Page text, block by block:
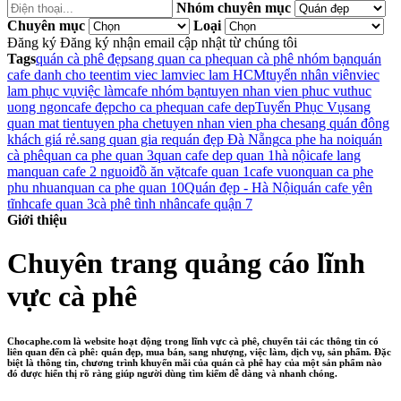
Nhóm chuyên mục
Chuyên mục
Loại
Đăng ký Đăng ký nhận email cập nhật từ chúng tôi
Tagsquán cà phê đẹpsang quan ca phequan cà phê nhóm bạnquán
cafe danh cho teentim viec lamviec lam HCMtuyển nhân viênviec
lam phục vụviệc làmcafe nhóm bạntuyen nhan vien phuc vuthuc
uong ngoncafe đẹpcho ca phequan cafe depTuyển Phục Vụsang
quan mat tientuyen pha chetuyen nhan vien pha chesang quán đông
khách giá rẻ.sang quan gia requán đẹp Đà Nẵngca phe ha noiquán
cà phêquan ca phe quan 3quan cafe dep quan 1hà nộicafe lang
manquan cafe 2 nguoiđồ ăn vặtcafe quan 1cafe vuonquan ca phe
phu nhuanquan ca phe quan 10Quán đẹp - Hà Nộiquán cafe yên
tĩnhcafe quan 3cà phê tình nhâncafe quận 7
Giới thiệu
Chuyên trang quảng cáo lĩnh
vực cà phê
Chocaphe.com là website hoạt động trong lĩnh vực cà phê, chuyển tải các thông tin có
liên quan đến cà phê: quán đẹp, mua bán, sang nhượng, việc làm, dịch vụ, sản phẩm. Đặc
biệt là thông tin, chương trình khuyến mãi của quán cà phê hay của một sản phẩm nào
đó được hiển thị rõ ràng giúp người dùng tìm kiếm dễ dàng và nhanh chóng.